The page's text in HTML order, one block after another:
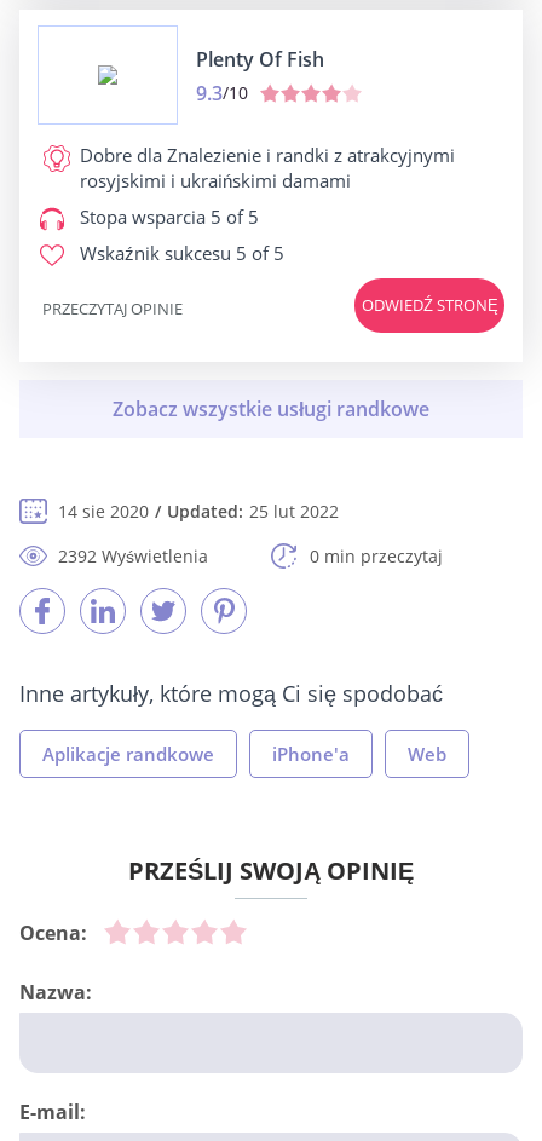
Plenty Of Fish
9.3/10
Dobre dla Znalezienie i randki z atrakcyjnymi
rosyjskimi i ukraińskimi damami
Stopa wsparcia 5 of 5
Wskaźnik sukcesu 5 of 5
ODWIEDŹ STRONĘ
PRZECZYTAJ OPINIE
14 sie 2020 Updated: 25 lut 2022
2392 Wyświetlenia
0 min przeczytaj
Inne artykuły, które mogą Ci się spodobać
Aplikacje randkowe iPhone'a Web
PRZEŚLIJ SWOJĄ OPINIĘ
Ocena:
Nazwa:
E-mail: